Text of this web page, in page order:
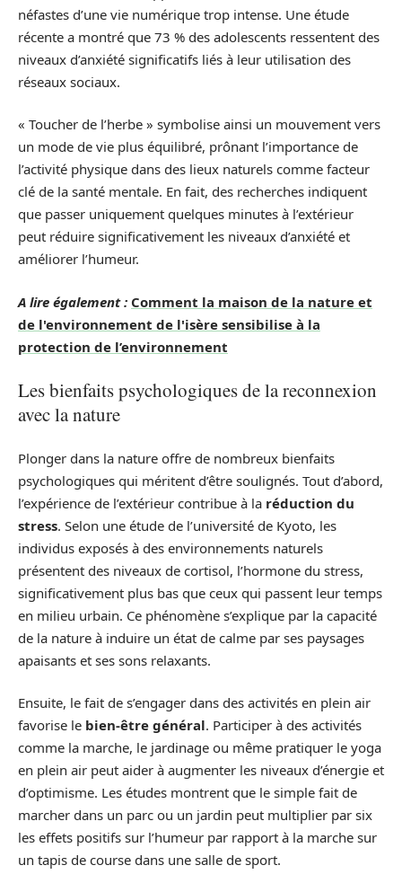
néfastes d’une vie numérique trop intense. Une étude
récente a montré que 73 % des adolescents ressentent des
niveaux d’anxiété significatifs liés à leur utilisation des
réseaux sociaux.
« Toucher de l’herbe » symbolise ainsi un mouvement vers
un mode de vie plus équilibré, prônant l’importance de
l’activité physique dans des lieux naturels comme facteur
clé de la santé mentale. En fait, des recherches indiquent
que passer uniquement quelques minutes à l’extérieur
peut réduire significativement les niveaux d’anxiété et
améliorer l’humeur.
A lire également : Comment la maison de la nature et
de l'environnement de l'isère sensibilise à la
protection de l’environnement
Les bienfaits psychologiques de la reconnexion
avec la nature
Plonger dans la nature offre de nombreux bienfaits
psychologiques qui méritent d’être soulignés. Tout d’abord,
l’expérience de l’extérieur contribue à la réduction du
stress. Selon une étude de l’université de Kyoto, les
individus exposés à des environnements naturels
présentent des niveaux de cortisol, l’hormone du stress,
significativement plus bas que ceux qui passent leur temps
en milieu urbain. Ce phénomène s’explique par la capacité
de la nature à induire un état de calme par ses paysages
apaisants et ses sons relaxants.
Ensuite, le fait de s’engager dans des activités en plein air
favorise le bien-être général. Participer à des activités
comme la marche, le jardinage ou même pratiquer le yoga
en plein air peut aider à augmenter les niveaux d’énergie et
d’optimisme. Les études montrent que le simple fait de
marcher dans un parc ou un jardin peut multiplier par six
les effets positifs sur l’humeur par rapport à la marche sur
un tapis de course dans une salle de sport.